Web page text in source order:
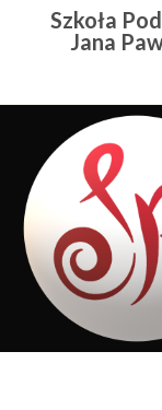
PrzejdźSzkoła
Jana